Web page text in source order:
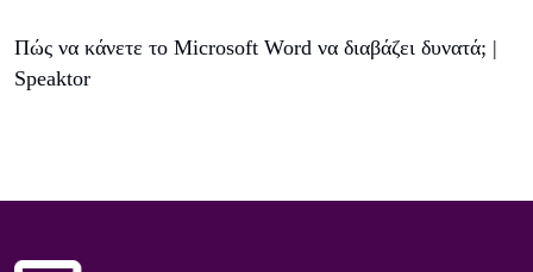
Πώς να κάνετε το Microsoft Word να διαβάζει δυνατά; |
Speaktor